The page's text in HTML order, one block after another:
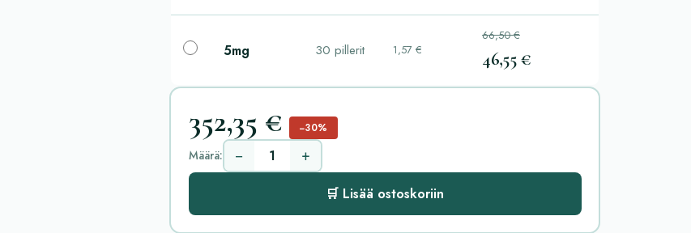
5mg 30 pillerit 1,57 €
66,50 €
46,55 €
352,35 € −30%
Määrä: − +
🛒 Lisää ostoskoriin